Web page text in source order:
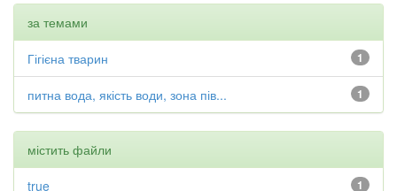
за темами
1
Гігієна тварин
1
питна вода, якість води, зона пів...
містить файли
1
true